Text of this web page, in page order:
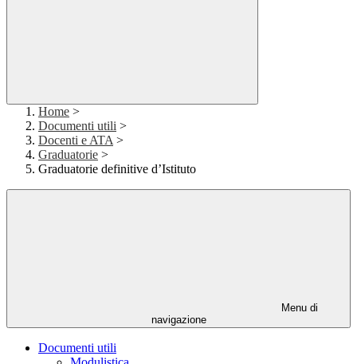
Home >
Documenti utili >
Docenti e ATA >
Graduatorie >
Graduatorie definitive d’Istituto
Menu di
navigazione
Documenti utili